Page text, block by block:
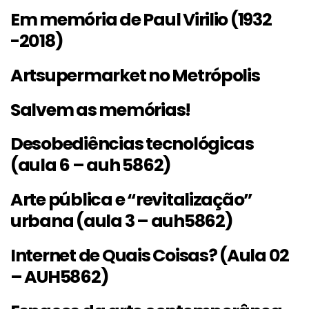
Em memória de Paul Virilio (1932
-2018)
Artsupermarket no Metrópolis
Salvem as memórias!
Desobediências tecnológicas
(aula 6 – auh 5862)
Arte pública e “revitalização”
urbana (aula 3 – auh5862)
Internet de Quais Coisas? (Aula 02
– AUH5862)